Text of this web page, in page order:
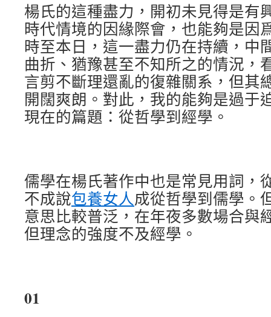
楊氏的這種盡力，開初未見得是有
時代情境的因緣際會，也能夠是因
時至本日，這一盡力仍在持續，中
曲折、猶豫甚至不知所之的情況，
言剪不斷理還亂的復雜關系，但其
開闊爽朗。對此，我的能夠是過于
現在的篇題：從哲學到經學。
儒學在楊氏著作中也是常見用詞，
不成說包養女人成從哲學到儒學。
意思比較普泛，在年夜多數場合與
但理念的強度不及經學。
01